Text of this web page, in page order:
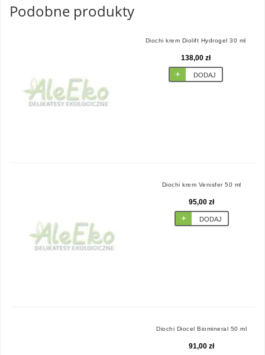
Podobne produkty
Diochi krem Diolift Hydrogel 30 ml
138,00 zł
DODAJ
Diochi krem Venisfer 50 ml
95,00 zł
DODAJ
Diochi Diocel Biomineral 50 ml
91,00 zł